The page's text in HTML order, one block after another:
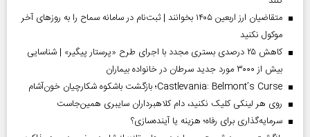
متقاضیان ارز اربعین ۱۴۰۵ بخوانند | ثبت‌نام در سامانه سماح را به روز‌های آخر
موکول نکنید
کاهش ۲۵ درصدی بستری مجدد با اجرای طرح «پرستار پیگیر» | شناسایی
بیش از ۳۰۰۰ مورد جدید سرطان در خانواده بیماران
Castlevania: Belmont’s Curse؛ بازگشت باشکوه شکارچیان خون‌آشام
روی هر لینکی کلیک نکنید، دام کلاهبرداران سایبری همین‌جاست
سرمایه‌گذاری برای رفاه؛ هزینه یا آینده‌سازی؟